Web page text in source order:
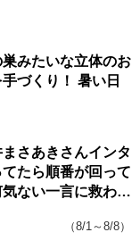
巣みたいな立体のお
づくり！ 暑い日
さあきさんインタ
たら順番が回って
ない一言に救われ
（8/1～8/8）